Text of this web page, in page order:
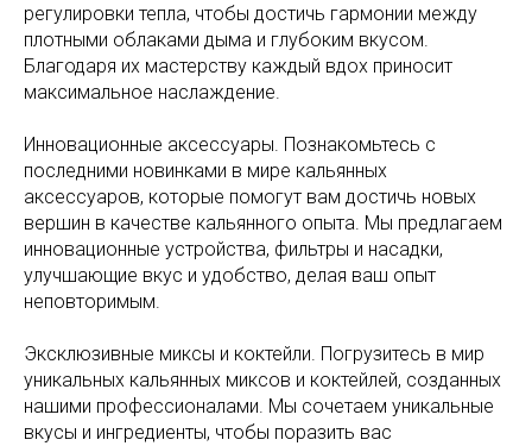
регулировки тепла, чтобы достичь гармонии между
плотными облаками дыма и глубоким вкусом.
Благодаря их мастерству каждый вдох приносит
максимальное наслаждение.
Инновационные аксессуары. Познакомьтесь с
последними новинками в мире кальянных
аксессуаров, которые помогут вам достичь новых
вершин в качестве кальянного опыта. Мы предлагаем
инновационные устройства, фильтры и насадки,
улучшающие вкус и удобство, делая ваш опыт
неповторимым.
Эксклюзивные миксы и коктейли. Погрузитесь в мир
уникальных кальянных миксов и коктейлей, созданных
нашими профессионалами. Мы сочетаем уникальные
вкусы и ингредиенты, чтобы поразить вас